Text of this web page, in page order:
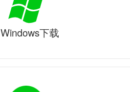
Windows下载